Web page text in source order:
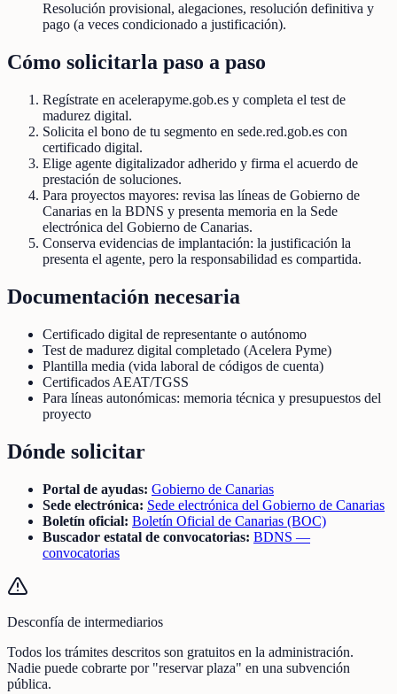
Resolución provisional, alegaciones, resolución definitiva y
pago (a veces condicionado a justificación).
Cómo solicitarla paso a paso
Regístrate en acelerapyme.gob.es y completa el test de
madurez digital.
Solicita el bono de tu segmento en sede.red.gob.es con
certificado digital.
Elige agente digitalizador adherido y firma el acuerdo de
prestación de soluciones.
Para proyectos mayores: revisa las líneas de Gobierno de
Canarias en la BDNS y presenta memoria en la Sede
electrónica del Gobierno de Canarias.
Conserva evidencias de implantación: la justificación la
presenta el agente, pero la responsabilidad es compartida.
Documentación necesaria
Certificado digital de representante o autónomo
Test de madurez digital completado (Acelera Pyme)
Plantilla media (vida laboral de códigos de cuenta)
Certificados AEAT/TGSS
Para líneas autonómicas: memoria técnica y presupuestos del
proyecto
Dónde solicitar
Portal de ayudas: Gobierno de Canarias
Sede electrónica: Sede electrónica del Gobierno de Canarias
Boletín oficial: Boletín Oficial de Canarias (BOC)
Buscador estatal de convocatorias: BDNS —
convocatorias
Desconfía de intermediarios
Todos los trámites descritos son gratuitos en la administración.
Nadie puede cobrarte por "reservar plaza" en una subvención
pública.